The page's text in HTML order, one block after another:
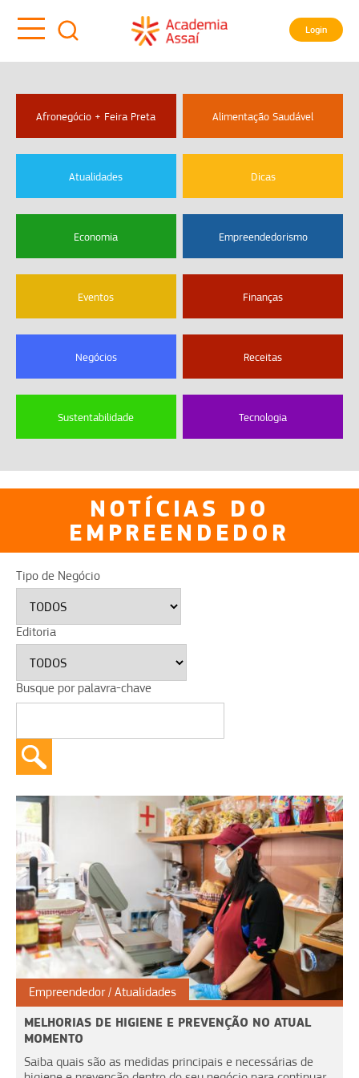
Login
Afronegócio + Feira Preta Alimentação Saudável
Atualidades Dicas
Economia Empreendedorismo
Eventos Finanças
Negócios Receitas
Sustentabilidade Tecnologia
NOTÍCIAS DO
EMPREENDEDOR
Tipo de Negócio
Editoria
Busque por palavra-chave
Empreendedor Atualidades
MELHORIAS DE HIGIENE E PREVENÇÃO NO ATUAL
MOMENTO
Saiba quais são as medidas principais e necessárias de